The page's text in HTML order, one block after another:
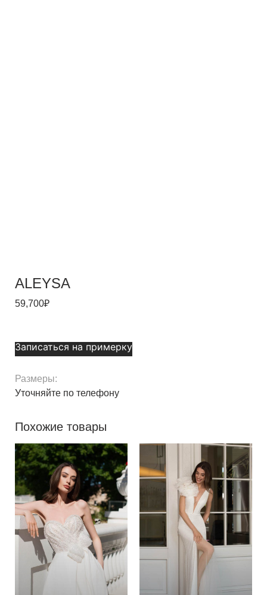
ALEYSA
59,700₽
Записаться на примерку
Размеры:
Уточняйте по телефону
Похожие товары